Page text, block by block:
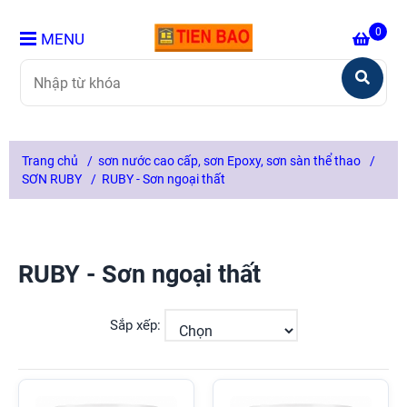
0
MENU
Trang chủ / sơn nước cao cấp, sơn Epoxy, sơn sàn thể thao
/
SƠN RUBY
/ RUBY - Sơn ngoại thất
RUBY - Sơn ngoại thất
Sắp xếp: